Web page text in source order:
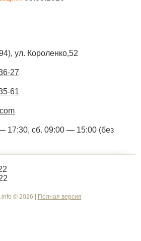
), ул. Короленко,52
27
61
17:30, сб. 09:00 — 15:00 (без
© 2026 | Полная версия